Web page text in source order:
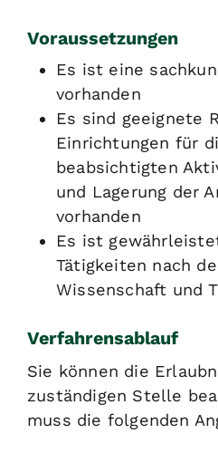
Voraussetzungen
Es ist eine
vorhanden
Es sind geeignete
Einrichtungen für
beabsichtigten
und Lagerung der
vorhanden
Es ist
Tätigkeiten nach
Wissenschaft und
Verfahrensablauf
Sie können die
zuständigen Stelle
muss die folgenden